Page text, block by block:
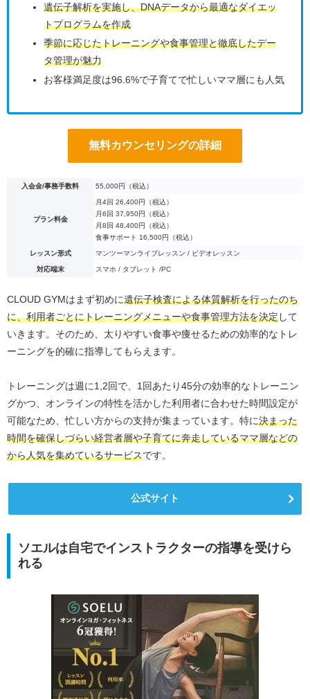
遺伝子解析を実施し、DNAデータから最適なダイエッ
トプログラムを作成
季節に応じたトレーニングや食事管理と徹底したデー
タ管理が魅力
お客様満足度は96.6%で子育てで忙しいママ層にも人気
無料カウンセリングの詳細
入会金/事務手数料 55,000円（税込）
プラン料金
月4回 26,400円（税込）
月6回 37,950円（税込）
月8回 48,400円（税込）
食事サポート 16,500円（税込）
レッスン形式 マンツーマンライブレッスン / ビデオレッスン
対応端末 スマホ / タブレット /PC
CLOUD GYMはまず初めに遺伝子検査による体質解析を行ったのち
に、利用者ごとにトレーニングメニューや食事管理方法を決定して
いきます。そのため、太りやすい食事や痩せるための効率的なトレ
ーニングを的確に指導してもらえます。
トレーニングは週に1,2回で、1回あたり45分の効率的なトレーニン
グかつ、オンラインの特性を活かした利用者に合わせた時間設定が
可能なため、忙しい方からの支持が集まっています。特に決まった
時間を確保しづらい経営者層や子育てに奔走しているママ層などの
から人気を集めているサービスです。
公式サイト
ソエルは自宅でインストラクターの指導を受けら
れる